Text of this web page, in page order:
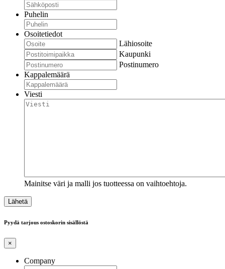
Puhelin
Osoitetiedot
Lähiosoite
Kaupunki
Postinumero
Kappalemäärä
Viesti
Mainitse väri ja malli jos tuotteessa on vaihtoehtoja.
Pyydä tarjous ostoskorin sisällöstä
×
Company